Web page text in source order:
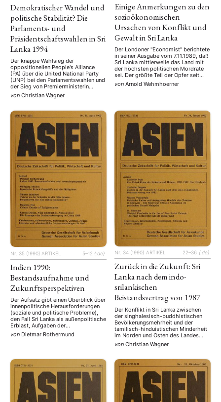
Demokratischer Wandel und
politische Stabilität? Die
Parlaments- und
Präsidentschaftswahlen in Sri
Lanka 1994
Der knappe Wahlsieg der
oppositionellen People's Alliance
(PA) über die United National Party
(UNP) bei den Parlamentswahlen und
der Sieg von Premierministerin
Chandrika Kumaratunge bei der
Präsidentschaftswahl haben die
grundsätzlich verändert. Der Beitrag
skizziert den politischen Hintergrund
der Wahlen 1994, die wichtigsten
politischen Parteien und analysiert
die Parlamentswahlen im August 94
von Christian Wagner
Einige Anmerkungen zu den
sozioökonomischen
Ursachen von Konflikt und
Gewalt in Sri Lanka
Der Londoner "Economist" berichtete
in seiner Ausgabe vom 7.11.1989, daß
Sri Lanka mittlerweile das Land mit
der höchsten politischen Mordrate
sei. Der größte Teil der Opfer seit
Mitte 1987 geht jedoch nicht auf das
Konto des ethnischen Konfliktes
zwischen der …
von Arnold Wehmhoerner
Nr. 35 (1990) ARTIKEL 5–12 {:de}
Indien 1990:
Bestandsaufnahme und
Zukunftsperspektiven
Der Aufsatz gibt einen Überblick über
innenpolitische Herausforderungen
(soziale und politische Probleme),
den Fall Sri Lanka als außenpolitische
Erblast, Aufgaben der
Wirtschaftspolitik (die Durchsetzung
einer binnenwirtschaftlichen
die Entwicklung der ausländischen
Privatinvestitionen in Indien und das
Haushaltsdefizit und die
Zahlungsbilanzprobleme.
von Dietmar Rothermund
Nr. 34 (1990) ARTIKEL 22–36 {:de}
Zurück in die Zukunft: Sri
Lanka nach dem indo-
srilankischen
Beistandsvertrag von 1987
Der Konflikt in Sri Lanka zwischen
der singhalesisch-buddhistischen
Bevölkerungsmehrheit und der
tamilisch-hinduistischen Minderheit
im Norden und Osten des Landes
führte im Sommer 1987 zum
Abschluß eines Friedensvertrages
srilankischen Regierung. Der Autor
untersucht die Folgen dieses
Vertrages für die Singhalesen, die
Tamilen und die Muslime. Analyse der
Provinzratswahlen von 1988, der
Präsidentschaftswahl …
von Christian Wagner